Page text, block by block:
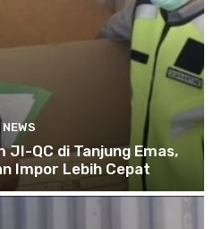
NEWS
JI-QC di Tanjung Emas,
Impor Lebih Cepat